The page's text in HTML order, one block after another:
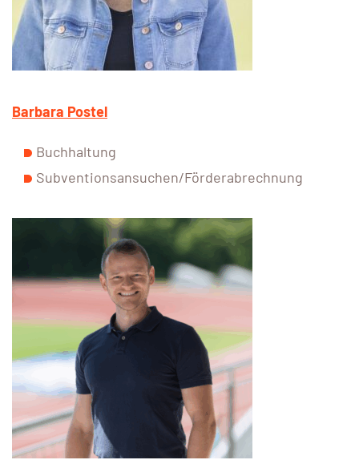
Barbara Postel
Buchhaltung
Subventionsansuchen/Förderabrechnung